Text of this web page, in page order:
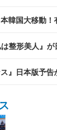
韓国大移動
整形美人』
ス』日本版予